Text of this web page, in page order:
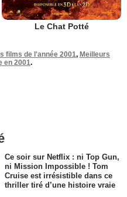
Le Chat Potté
films de l'année 2001, Meilleurs
en 2001.
Ce soir sur Netflix : ni Top Gun,
ni Mission Impossible ! Tom
Cruise est irrésistible dans ce
thriller tiré d’une histoire vraie